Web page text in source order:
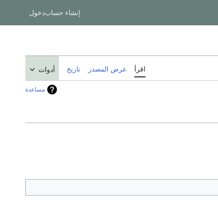
إنشاء حسابدخول
اقرأ عرض المصدر تاريخ أدوات
مساعدة